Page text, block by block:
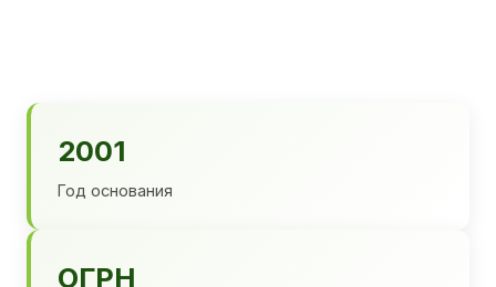
2001
Год основания
ОГРН